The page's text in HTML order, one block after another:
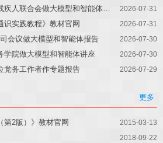
林子雨老师应邀为厦门市残疾人联合会做大模型和智能体讲座 2026-07-31
识实践教程》教材官网 2026-07-31
会议做大模型和智能体报告 2026-07-30
学院做大模型和智能体讲座 2026-07-30
党务工作者作专题报告 2026-07-29
更多
第2版）》教材官网 2015-03-13
2018-09-22